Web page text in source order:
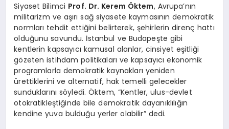
Siyaset Bilimci Prof. Dr. Kerem Öktem, Avrupa’nın
militarizm ve aşırı sağ siyasete kaymasının demokratik
normları tehdit ettiğini belirterek, şehirlerin direnç hattı
olduğunu savundu. İstanbul ve Budapeşte gibi
kentlerin kapsayıcı kamusal alanlar, cinsiyet eşitliği
gözeten istihdam politikaları ve kapsayıcı ekonomik
programlarla demokratik kaynakları yeniden
ürettiklerini ve alternatif, hak temelli gelecekler
sunduklarını söyledi. Öktem, “Kentler, ulus-devlet
otokratikleştiğinde bile demokratik dayanıklılığın
kendine yuva bulduğu yerler olabilir” dedi.